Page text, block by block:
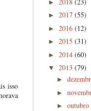
isso
►
► 2017 (55)
► 2016 (12)
► 2015 (31)
► 2014 (60)
▼ 2013 (79)
►
►
► outubro